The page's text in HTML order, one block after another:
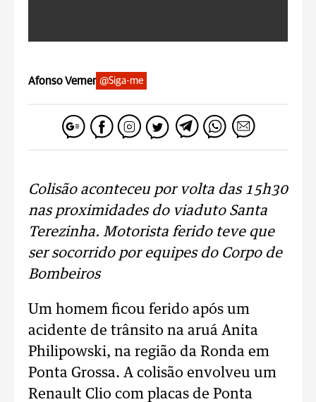
Afonso Verner @Siga-me
Colisão aconteceu por volta das 15h30
nas proximidades do viaduto Santa
Terezinha. Motorista ferido teve que
ser socorrido por equipes do Corpo de
Bombeiros
Um homem ficou ferido após um
acidente de trânsito na aruá Anita
Philipowski, na região da Ronda em
Ponta Grossa. A colisão envolveu um
Renault Clio com placas de Ponta